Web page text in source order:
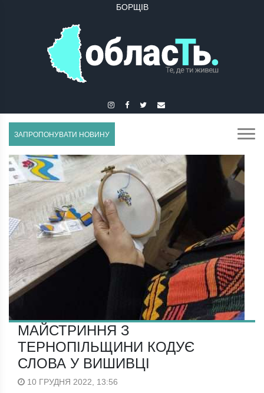
ЗАПРОПОНУВАТИ НОВИНУ
МАЙСТРИННЯ З
ТЕРНОПІЛЬЩИНИ КОДУЄ
СЛОВА У ВИШИВЦІ
10 ГРУДНЯ 2022, 13:56